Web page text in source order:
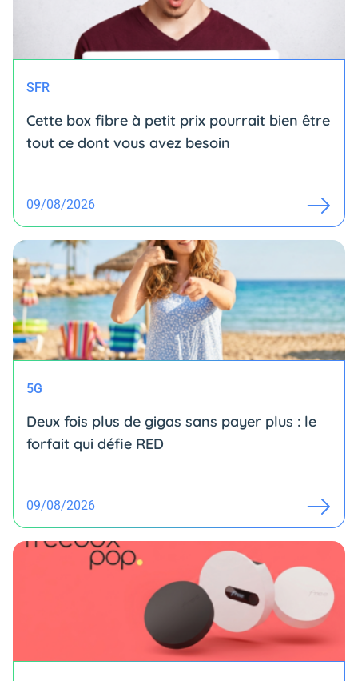
SFR
Cette box fibre à petit prix pourrait bien être
tout ce dont vous avez besoin
09/08/2026
5G
Deux fois plus de gigas sans payer plus : le
forfait qui défie RED
09/08/2026